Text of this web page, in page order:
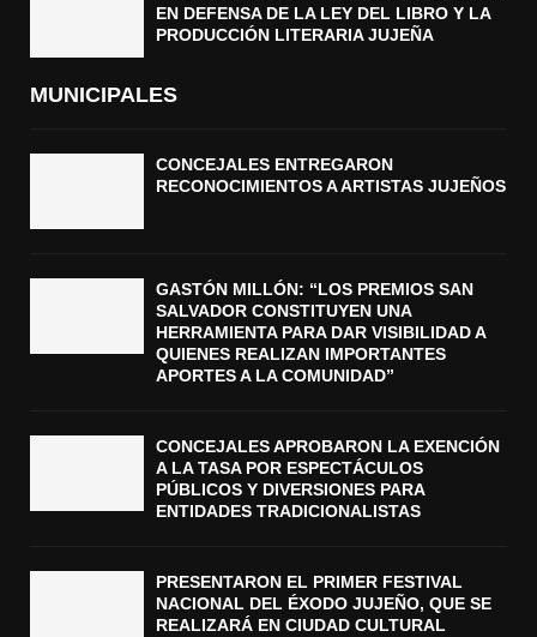
EN DEFENSA DE LA LEY DEL LIBRO Y LA
PRODUCCIÓN LITERARIA JUJEÑA
MUNICIPALES
CONCEJALES ENTREGARON
RECONOCIMIENTOS A ARTISTAS JUJEÑOS
GASTÓN MILLÓN: “LOS PREMIOS SAN
SALVADOR CONSTITUYEN UNA
HERRAMIENTA PARA DAR VISIBILIDAD A
QUIENES REALIZAN IMPORTANTES
APORTES A LA COMUNIDAD”
CONCEJALES APROBARON LA EXENCIÓN
A LA TASA POR ESPECTÁCULOS
PÚBLICOS Y DIVERSIONES PARA
ENTIDADES TRADICIONALISTAS
PRESENTARON EL PRIMER FESTIVAL
NACIONAL DEL ÉXODO JUJEÑO, QUE SE
REALIZARÁ EN CIUDAD CULTURAL